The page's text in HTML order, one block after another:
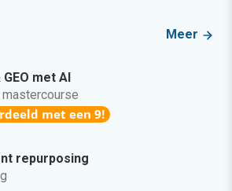
Meer
GEO met AI
mastercourse
met een 9!
repurposing